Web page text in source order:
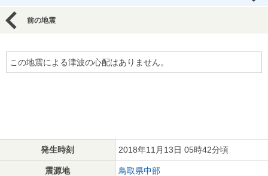
前の地震
この地震による津波の心配はありません。
発生時刻 2018年11月13日 05時42分頃
震源地 鳥取県中部